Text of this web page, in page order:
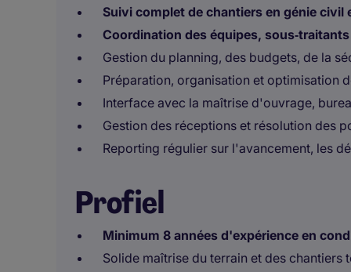
Suivi complet de chantiers en génie civil
Coordination des équipes,
Gestion du planning, des budgets, de la
Préparation, organisation et optimisation
Interface avec la maîtrise d'ouvrage,
Gestion des réceptions et résolution des
Reporting régulier sur l'avancement, les
Profiel
Minimum 8 années d'expérience en
Solide maîtrise du terrain et des chantiers